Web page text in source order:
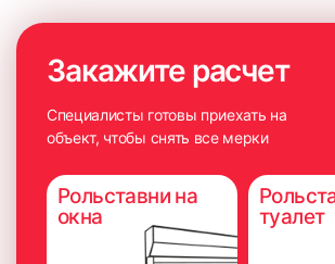
Закажите расчет
Специалисты готовы приехать на
объект, чтобы снять все мерки
Рольставни на
окна
туалет